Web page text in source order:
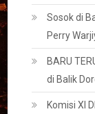
Sosok di
Perry
BARU
di Balik
Komisi XI